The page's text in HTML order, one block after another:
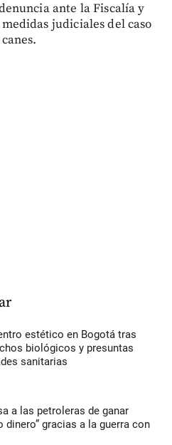
ante la Fiscalía y
judiciales del caso
estético en Bogotá tras
biológicos y presuntas
sanitarias
a las petroleras de ganar
dinero” gracias a la guerra con